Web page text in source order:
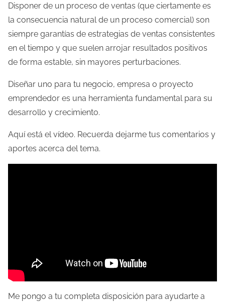
Disponer de un proceso de ventas (que ciertamente es
la consecuencia natural de un proceso comercial) son
siempre garantías de estrategias de ventas consistentes
en el tiempo y que suelen arrojar resultados positivos
de forma estable, sin mayores perturbaciones.
Diseñar uno para tu negocio, empresa o proyecto
emprendedor es una herramienta fundamental para su
desarrollo y crecimiento.
Aquí está el vídeo. Recuerda dejarme tus comentarios y
aportes acerca del tema.
Me pongo a tu completa disposición para ayudarte a